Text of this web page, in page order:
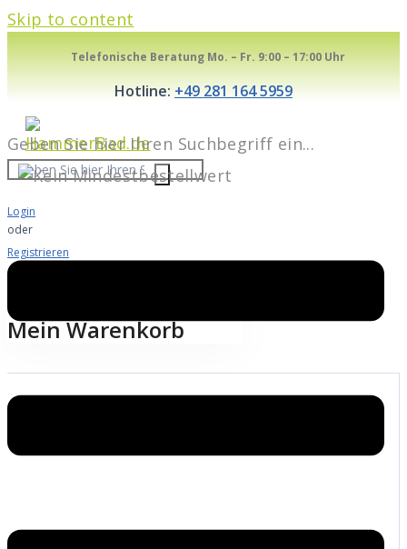
Skip to content
Telefonische Beratung Mo. – Fr. 9:00 – 17:00 Uhr
Hotline:+49 281 164 5959
Geben Sie hier Ihren Suchbegriff ein...
Login
oder
Registrieren
Warenkorb
Mein Warenkorb